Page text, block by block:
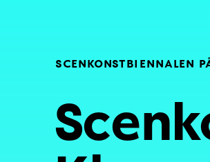
SCENKONSTBIENNALEN